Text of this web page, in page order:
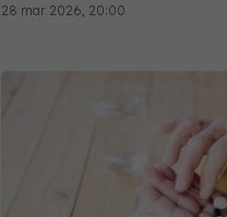
28 mar 2026, 20:00